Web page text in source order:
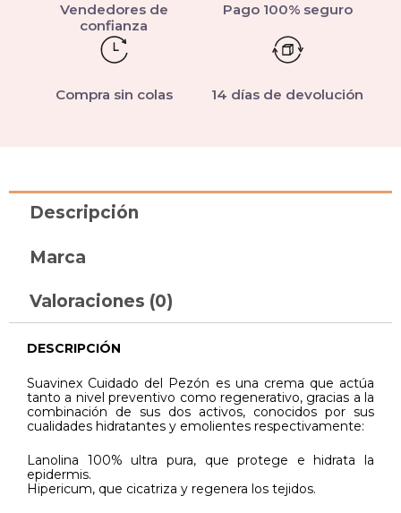
Vendedores de
confianza
Pago 100% seguro
Compra sin colas 14 días de devolución
Descripción
Marca
Valoraciones (0)
DESCRIPCIÓN
Suavinex Cuidado del Pezón es una crema que actúa
tanto a nivel preventivo como regenerativo, gracias a la
combinación de sus dos activos, conocidos por sus
cualidades hidratantes y emolientes respectivamente:
Lanolina 100% ultra pura, que protege e hidrata la
epidermis.
Hipericum, que cicatriza y regenera los tejidos.